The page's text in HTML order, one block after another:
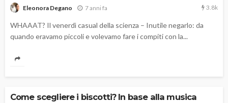
Eleonora Degano 7 anni fa 3.8k
WHAAAT? Il venerdì casual della scienza – Inutile negarlo: da
quando eravamo piccoli e volevamo fare i compiti con la...
Come scegliere i biscotti? In base alla musica